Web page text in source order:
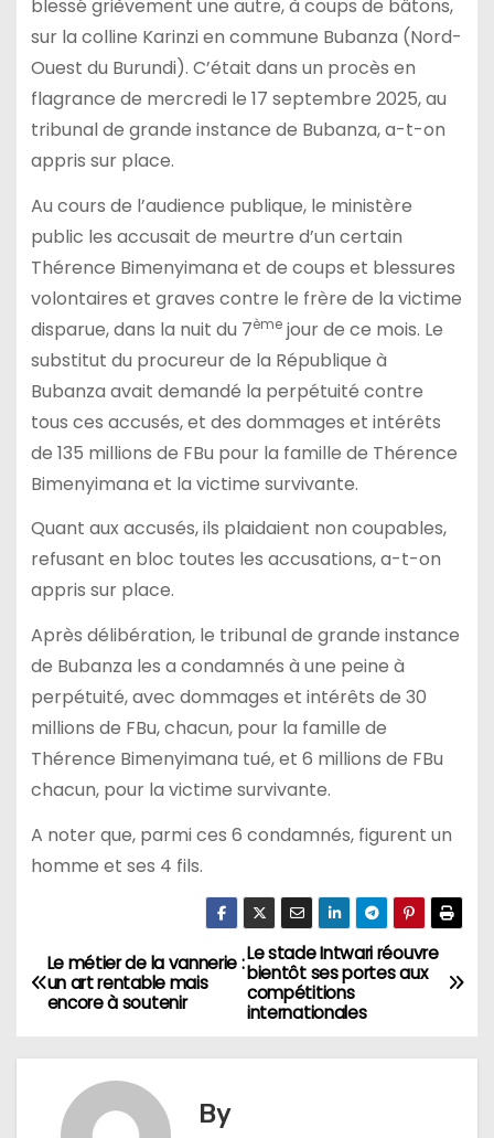
blessé grièvement une autre, à coups de bâtons,
sur la colline Karinzi en commune Bubanza (Nord-
Ouest du Burundi). C’était dans un procès en
flagrance de mercredi le 17 septembre 2025, au
tribunal de grande instance de Bubanza, a-t-on
appris sur place.
Au cours de l’audience publique, le ministère
public les accusait de meurtre d’un certain
Thérence Bimenyimana et de coups et blessures
volontaires et graves contre le frère de la victime
disparue, dans la nuit du 7èmejour de ce mois. Le
substitut du procureur de la République à
Bubanza avait demandé la perpétuité contre
tous ces accusés, et des dommages et intérêts
de 135 millions de FBu pour la famille de Thérence
Bimenyimana et la victime survivante.
Quant aux accusés, ils plaidaient non coupables,
refusant en bloc toutes les accusations, a-t-on
appris sur place.
Après délibération, le tribunal de grande instance
de Bubanza les a condamnés à une peine à
perpétuité, avec dommages et intérêts de 30
millions de FBu, chacun, pour la famille de
Thérence Bimenyimana tué, et 6 millions de FBu
chacun, pour la victime survivante.
A noter que, parmi ces 6 condamnés, figurent un
homme et ses 4 fils.
Navigation
de
l’article
Le stade Intwari réouvre
bientôt ses portes aux
compétitions
internationales
Le métier de la vannerie :
un art rentable mais
encore à soutenir
By